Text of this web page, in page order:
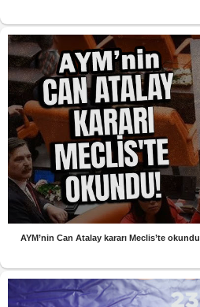
AYM’nin Can Atalay kararı Meclis’te okundu